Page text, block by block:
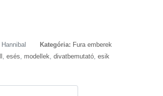
Hannibal Kategória: Fura emberek
, esés, modellek, divatbemutató, esik